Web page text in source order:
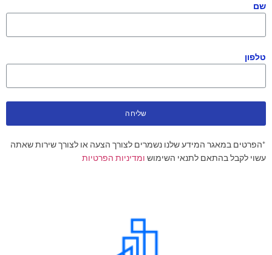
שם
טלפון
שליחה
*הפרטים במאגר המידע שלנו נשמרים לצורך הצעה או לצורך שירות שאתה
עשוי לקבל בהתאם לתנאי השימוש ומדיניות הפרטיות